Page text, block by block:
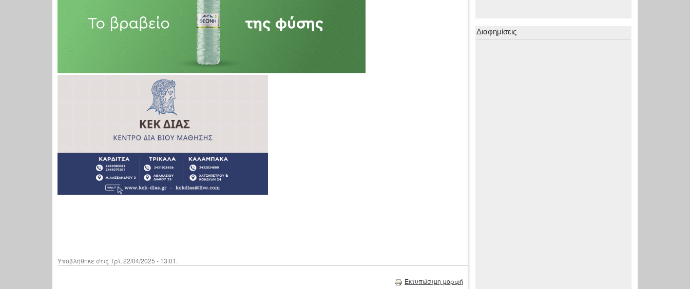
Υποβλήθηκε στις Τρί, 22/04/2025 - 13:01.
Εκτυπώσιμη μορφή
Διαφημίσεις